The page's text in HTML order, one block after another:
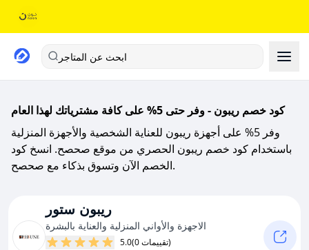
ابحث عن المتاجر
كود خصم ريبون - وفر حتى 5% على كافة مشترياتك لهذا العام
وفر 5% على أجهزة ريبون للعناية الشخصية والأجهزة المنزلية
باستخدام كود خصم ريبون الحصري من موقع صحصح. انسخ كود
الخصم الآن وتسوق بذكاء مع صحصح.
ريبون ستور
الاجهزة والأواني المنزلية والعناية بالبشرة
5.0 (0 تقييمات)